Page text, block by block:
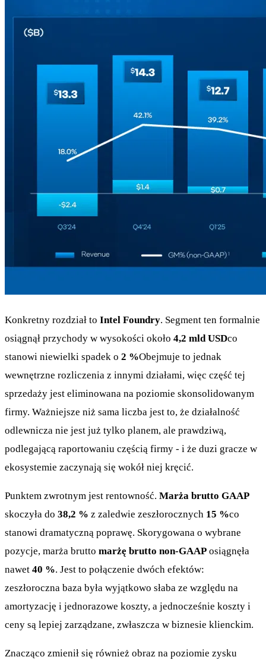
Konkretny rozdział to Intel Foundry. Segment ten formalnie
osiągnął przychody w wysokości około 4,2 mld USDco
stanowi niewielki spadek o 2 %Obejmuje to jednak
wewnętrzne rozliczenia z innymi działami, więc część tej
sprzedaży jest eliminowana na poziomie skonsolidowanym
firmy. Ważniejsze niż sama liczba jest to, że działalność
odlewnicza nie jest już tylko planem, ale prawdziwą,
podlegającą raportowaniu częścią firmy - i że duzi gracze w
ekosystemie zaczynają się wokół niej kręcić.
Punktem zwrotnym jest rentowność. Marża brutto GAAP
skoczyła do 38,2 % z zaledwie zeszłorocznych 15 %co
stanowi dramatyczną poprawę. Skorygowana o wybrane
pozycje, marża brutto marżę brutto non-GAAP osiągnęła
nawet 40 %. Jest to połączenie dwóch efektów:
zeszłoroczna baza była wyjątkowo słaba ze względu na
amortyzację i jednorazowe koszty, a jednocześnie koszty i
ceny są lepiej zarządzane, zwłaszcza w biznesie klienckim.
Znacząco zmienił się również obraz na poziomie zysku